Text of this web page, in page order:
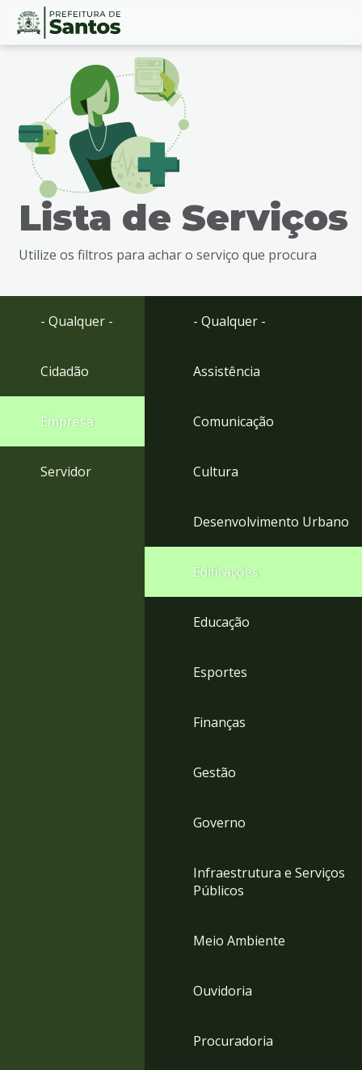
Ir
busca
Ir
Conteúdo
Lista de Serviços
Utilize os filtros para achar o serviço que procura
- Qualquer -
Cidadão
Empresa
Servidor
- Qualquer -
Assistência
Comunicação
Cultura
Desenvolvimento Urbano
Edificações
Educação
Esportes
Finanças
Gestão
Governo
Infraestrutura e Serviços
Públicos
Meio Ambiente
Ouvidoria
Procuradoria